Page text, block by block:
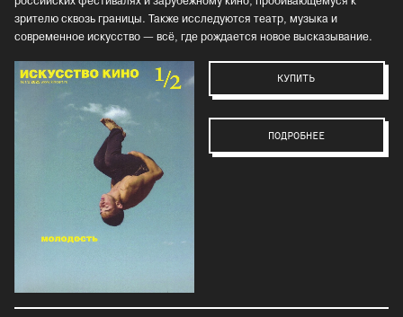
зрителю сквозь границы. Также исследуются театр, музыка и
современное искусство — всё, где рождается новое высказывание.
КУПИТЬ
ПОДРОБНЕЕ